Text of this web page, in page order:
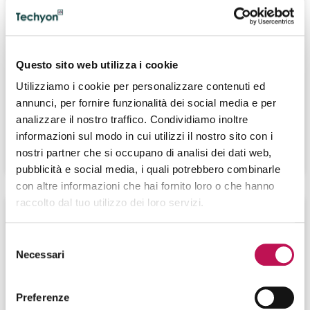
Questo sito web utilizza i cookie
Utilizziamo i cookie per personalizzare contenuti ed
annunci, per fornire funzionalità dei social media e per
analizzare il nostro traffico. Condividiamo inoltre
informazioni sul modo in cui utilizzi il nostro sito con i
nostri partner che si occupano di analisi dei dati web,
pubblicità e social media, i quali potrebbero combinarle
con altre informazioni che hai fornito loro o che hanno
raccolto dal tuo utilizzo dei loro servizi.
delNecessari
Preferenze
14.10.2025
professionali
Per Business Intelligence si intende l’insieme dei
processi e delle tecniche utilizzabili al fine di raccogliere
e analizzare dati utili al business aziendale.
CONTINUA A LEGGERE